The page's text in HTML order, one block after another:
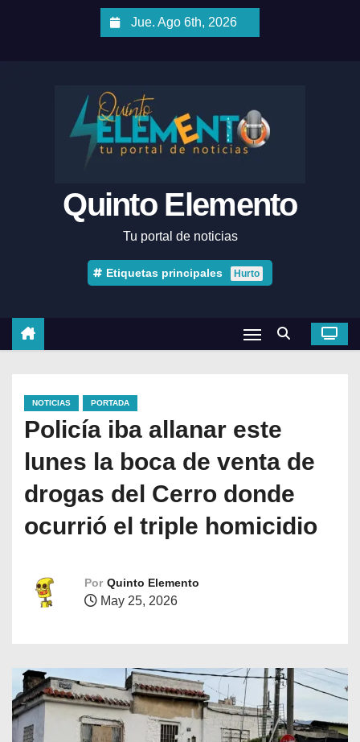
Jue. Ago 6th, 2026
Quinto Elemento
Tu portal de noticias
Etiquetas principales Hurto
NOTICIAS PORTADA
Policía iba allanar este
lunes la boca de venta de
drogas del Cerro donde
ocurrió el triple homicidio
Por Quinto Elemento
May 25, 2026